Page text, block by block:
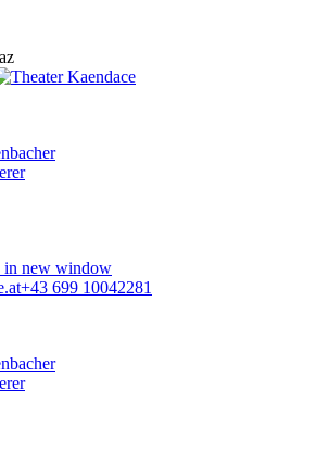
in new window
‭+43 699 10042281‬